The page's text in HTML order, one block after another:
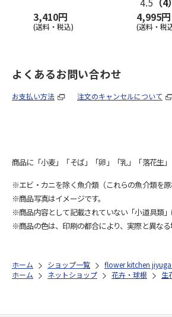
3,410円
(送料・税込)
4,995円
(送料・税
よくあるお問い合わせ
お支払い方法 注文のキャンセルについて
商品に「小麦」「そば」「卵」「乳」「落花生
※エビ・カニを除く魚介類（これらの魚介類を
※商品写真はイメージです。
※商品内容として記載されていない「小道具類
※商品の色は、印刷の都合により、実際と異なる
ホーム ショップ一覧 flower kitchen
ホーム
ネットショップ 花卉・球根 生